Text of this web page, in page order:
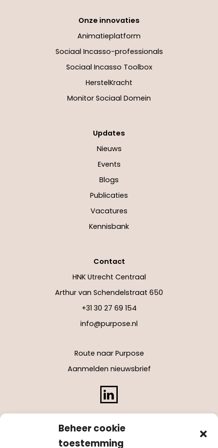
Beheer cookie
toestemming
Onze innovaties
Animatieplatform
Sociaal Incasso-professionals
Sociaal Incasso Toolbox
HerstelKracht
Monitor Sociaal Domein
Updates
Nieuws
Events
Blogs
Publicaties
Vacatures
Kennisbank
Contact
HNK Utrecht Centraal
Arthur van Schendelstraat 650
+31 30 27 69 154
info@purpose.nl
Route naar Purpose
Aanmelden nieuwsbrief